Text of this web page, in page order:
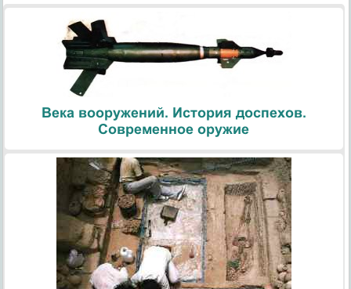
Века вооружений. История доспехов.
Современное оружие